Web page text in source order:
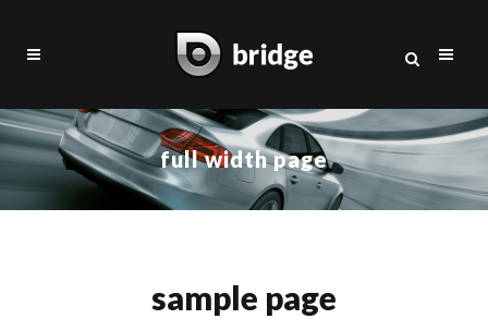
full width page
sample page